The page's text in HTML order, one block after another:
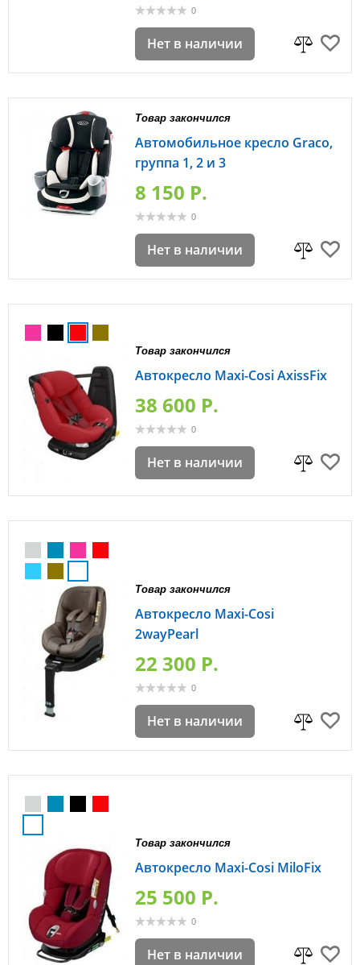
0
Нет в наличии
Товар закончился
Автомобильное кресло Graco,
группа 1, 2 и 3
8 150 P.
0
Нет в наличии
Товар закончился
Автокресло Maxi-Cosi AxissFix
38 600 P.
0
Нет в наличии
Товар закончился
Автокресло Maxi-Cosi
2wayPearl
22 300 P.
0
Нет в наличии
Товар закончился
Автокресло Maxi-Cosi MiloFix
25 500 P.
0
Нет в наличии